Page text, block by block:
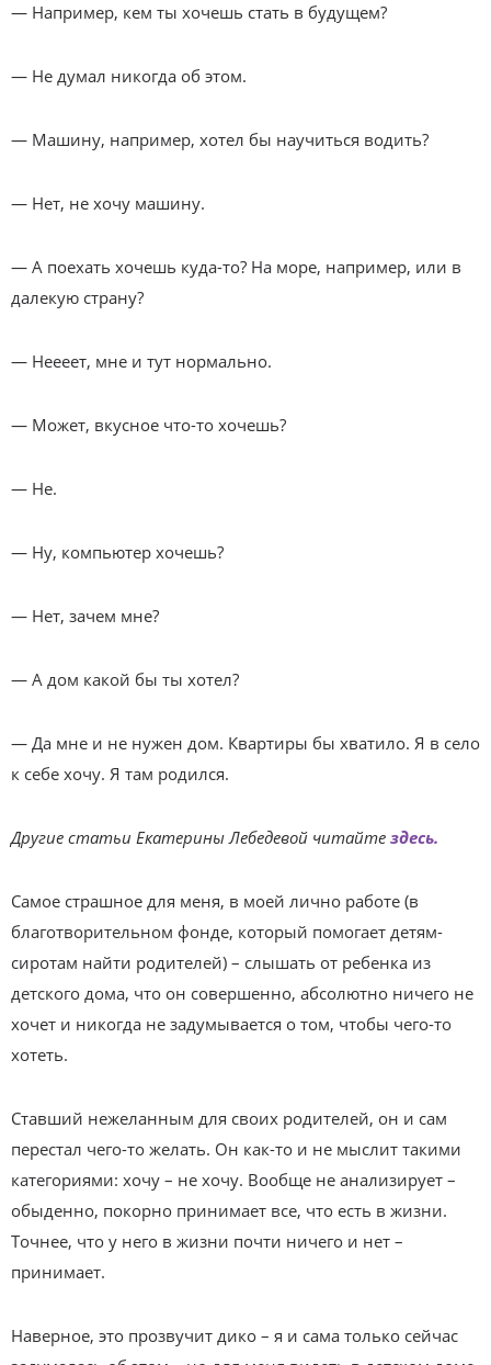
— Например, кем ты хочешь стать в будущем?
— Не думал никогда об этом.
— Машину, например, хотел бы научиться водить?
— Нет, не хочу машину.
— А поехать хочешь куда-то? На море, например, или в
далекую страну?
— Неееет, мне и тут нормально.
— Может, вкусное что-то хочешь?
— Не.
— Ну, компьютер хочешь?
— Нет, зачем мне?
— А дом какой бы ты хотел?
— Да мне и не нужен дом. Квартиры бы хватило. Я в село
к себе хочу. Я там родился.
Другие статьи Екатерины Лебедевой читайте здесь.
Самое страшное для меня, в моей лично работе (в
благотворительном фонде, который помогает детям-
сиротам найти родителей) – слышать от ребенка из
детского дома, что он совершенно, абсолютно ничего не
хочет и никогда не задумывается о том, чтобы чего-то
хотеть.
Ставший нежеланным для своих родителей, он и сам
перестал чего-то желать. Он как-то и не мыслит такими
категориями: хочу – не хочу. Вообще не анализирует –
обыденно, покорно принимает все, что есть в жизни.
Точнее, что у него в жизни почти ничего и нет –
принимает.
Наверное, это прозвучит дико – я и сама только сейчас